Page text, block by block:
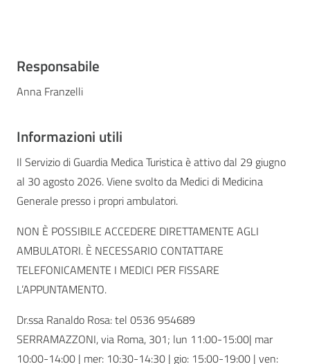
Responsabile
Anna Franzelli
Informazioni utili
Il Servizio di Guardia Medica Turistica è attivo dal 29 giugno
al 30 agosto 2026. Viene svolto da Medici di Medicina
Generale presso i propri ambulatori.
NON È POSSIBILE ACCEDERE DIRETTAMENTE AGLI
AMBULATORI. È NECESSARIO CONTATTARE
TELEFONICAMENTE I MEDICI PER FISSARE
L’APPUNTAMENTO.
Dr.ssa Ranaldo Rosa: tel 0536 954689
SERRAMAZZONI, via Roma, 301; lun 11:00-15:00| mar
10:00-14:00 | mer: 10:30-14:30 | gio: 15:00-19:00 | ven: